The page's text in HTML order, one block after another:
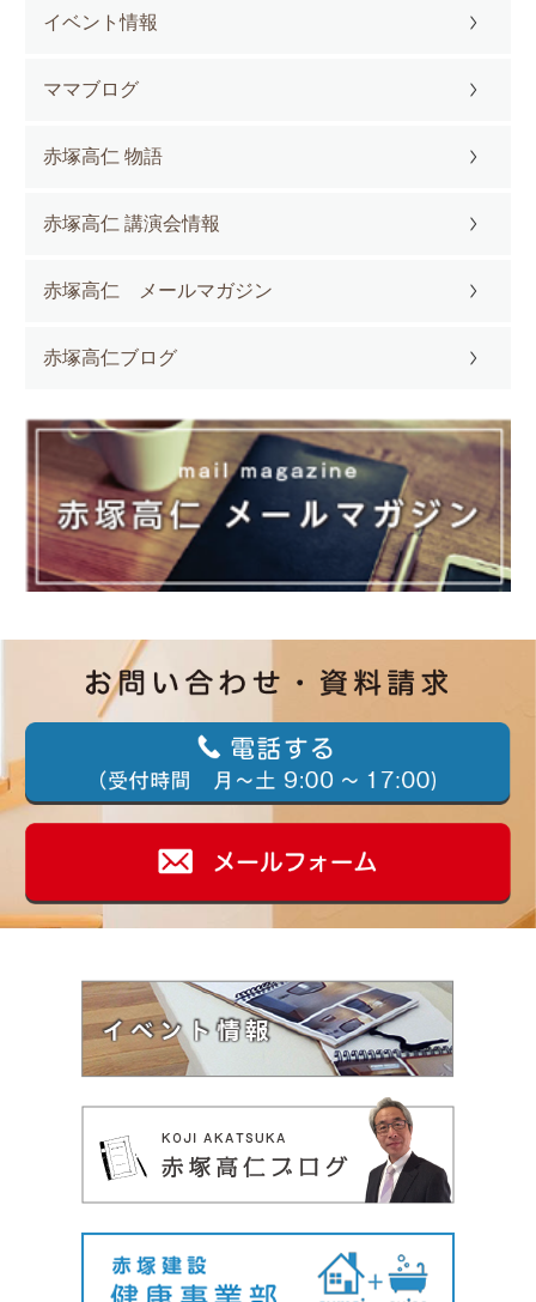
イベント情報
ママブログ
赤塚高仁 物語
赤塚高仁 講演会情報
赤塚高仁 メールマガジン
赤塚高仁ブログ